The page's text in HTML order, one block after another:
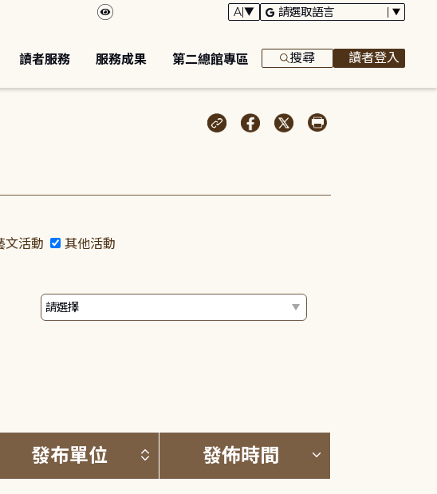
讀者服務 服務成果 第二總館專區 搜尋 讀者登入
文活動 其他活動
題排序 (升降冪)
發布單位 按發布單位排序 (升降冪)
發佈時間 按發佈時間